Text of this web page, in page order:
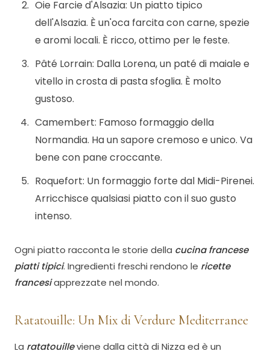
Oie Farcie d'Alsazia: Un piatto tipico
dell'Alsazia. È un'oca farcita con carne, spezie
e aromi locali. È ricco, ottimo per le feste.
Pâté Lorrain: Dalla Lorena, un paté di maiale e
vitello in crosta di pasta sfoglia. È molto
gustoso.
Camembert: Famoso formaggio della
Normandia. Ha un sapore cremoso e unico. Va
bene con pane croccante.
Roquefort: Un formaggio forte dal Midi-Pirenei.
Arricchisce qualsiasi piatto con il suo gusto
intenso.
Ogni piatto racconta le storie della cucina francese
piatti tipici. Ingredienti freschi rendono le ricette
francesiapprezzate nel mondo.
Ratatouille: Un Mix di Verdure Mediterranee
La ratatouilleviene dalla città di Nizza ed è un